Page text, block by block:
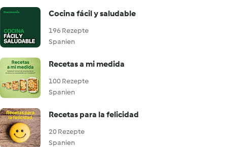
Cocina fácil y saludable
196 Rezepte
Spanien
Recetas a mi medida
100 Rezepte
Spanien
Recetas para la felicidad
20 Rezepte
Spanien